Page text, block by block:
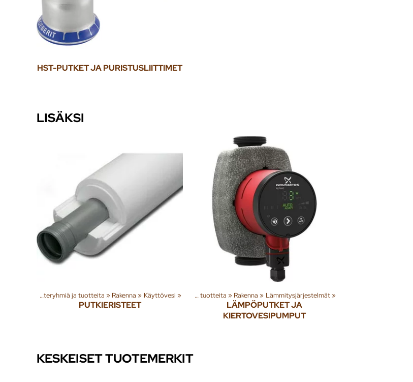
HST-PUTKET JA PURISTUSLIITTIMET
LISÄKSI
Tuoteryhmiä ja tuotteita ‪» Rakenna ‪» Käyttövesi ‪»
PUTKIERISTEET
Tuoteryhmiä ja tuotteita ‪» Rakenna ‪» Lämmitysjärjestelmät‪»
LÄMPÖPUTKET JA
KIERTOVESIPUMPUT
KESKEISET TUOTEMERKIT